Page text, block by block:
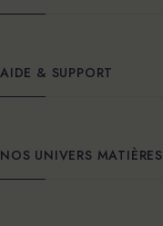
AIDE & SUPPORT
NOS UNIVERS MATIÈRES